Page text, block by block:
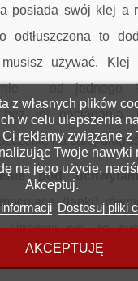
z własnych plików
w celu ulepszenia
reklamy związane z
Twoje nawyki
na jego użycie,
Akceptuj.
Dostosuj pliki
AKCEPTUJĘ
posiada swój klej a
odtłuszczona to
używać. Klej
– od jednego
bez jej naciągania.
na całej
pod
(łapki)
Upewnij się, że
styka się z